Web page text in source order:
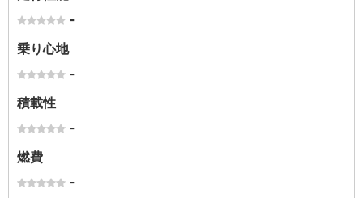
-
乗り心地
-
積載性
-
燃費
-